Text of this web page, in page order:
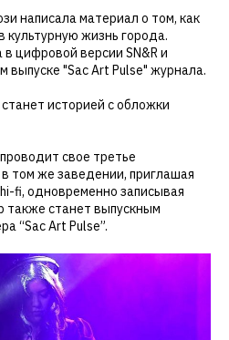
написала материал о том, как
культурную жизнь города.
цифровой версии SN&R и
выпуске "Sac Art Pulse" журнала.
историей с обложки
свое третье
том же заведении, приглашая
fi, одновременно записывая
также станет выпускным
“Sac Art Pulse”.